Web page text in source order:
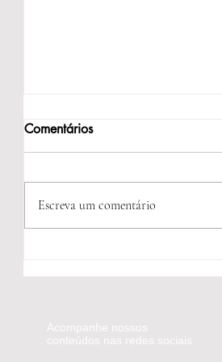
moral na Celupa.
Comentários
Escreva um comentário
Acompanhe nossos
conteúdos nas redes sociais